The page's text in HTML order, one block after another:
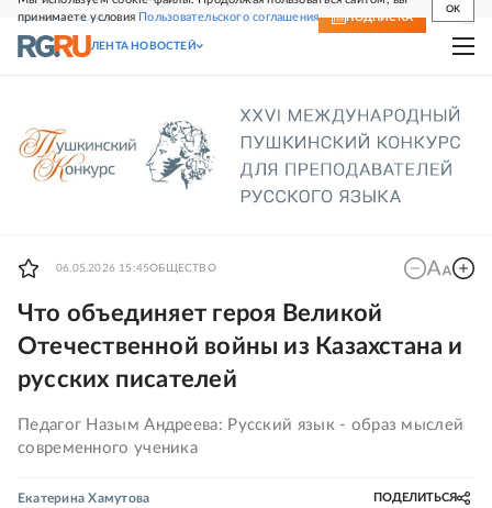
принимаете условия Пользовательского соглашения
OK
СВЕЖИЙ НОМЕР ПОДПИСКА
ЛЕНТА НОВОСТЕЙ
06.05.2026 15:45ОБЩЕСТВО
Что объединяет героя Великой
Отечественной войны из Казахстана и
русских писателей
Педагог Назым Андреева: Русский язык - образ мыслей
современного ученика
Екатерина Хамутова ПОДЕЛИТЬСЯ